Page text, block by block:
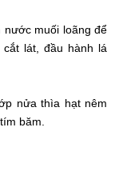
nước muối loãng để
lát, đầu hành lá
nửa thìa hạt nêm
băm.